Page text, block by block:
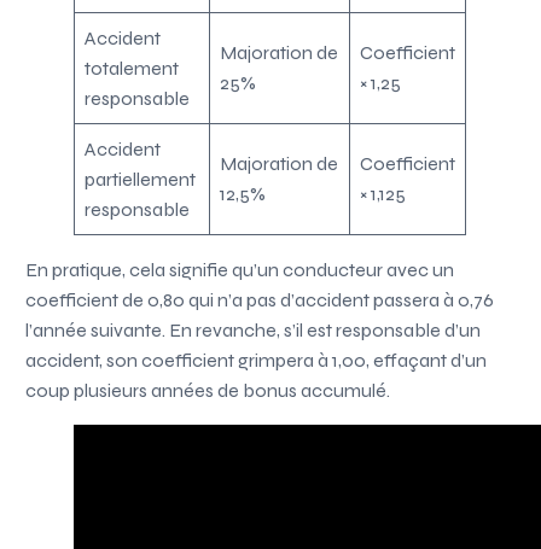
Accident
totalement
responsable
Majoration de
25%
Coefficient
× 1,25
Accident
partiellement
responsable
Majoration de
12,5%
Coefficient
× 1,125
En pratique, cela signifie qu’un conducteur avec un
coefficient de 0,80 qui n’a pas d’accident passera à 0,76
l’année suivante. En revanche, s’il est responsable d’un
accident, son coefficient grimpera à 1,00, effaçant d’un
coup plusieurs années de bonus accumulé.